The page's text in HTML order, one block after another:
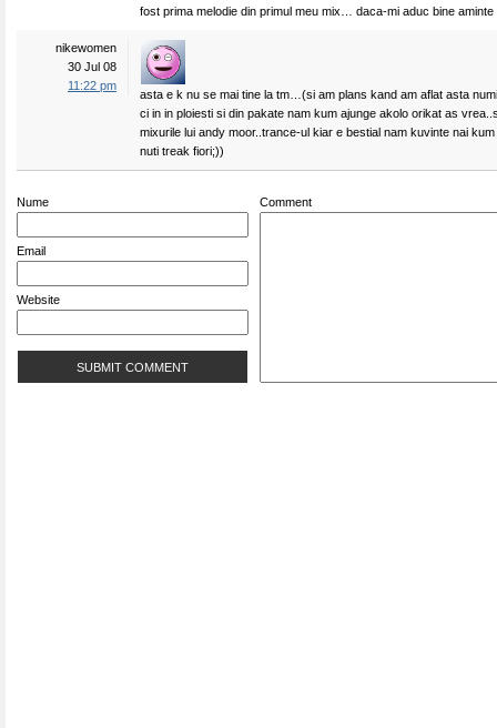
fost prima melodie din primul meu mix… daca-mi aduc bine aminte
nikewomen
30 Jul 08
11:22 pm
asta e k nu se mai tine la tm…(si am plans kand am aflat asta
ci in in ploiesti si din pakate nam kum ajunge akolo orikat as
mixurile lui andy moor..trance-ul kiar e bestial nam kuvinte nai
nuti treak fiori;))
Nume
Email
Website
Comment